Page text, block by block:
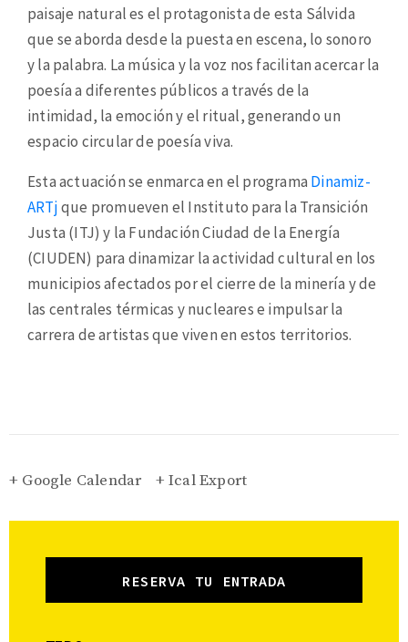
paisaje natural es el protagonista de esta Sálvida
que se aborda desde la puesta en escena, lo sonoro
y la palabra. La música y la voz nos facilitan acercar la
poesía a diferentes públicos a través de la
intimidad, la emoción y el ritual, generando un
espacio circular de poesía viva.
Esta actuación se enmarca en el programa Dinamiz-
ARTjque promueven el Instituto para la Transición
Justa (ITJ) y la Fundación Ciudad de la Energía
(CIUDEN) para dinamizar la actividad cultural en los
municipios afectados por el cierre de la minería y de
las centrales térmicas y nucleares e impulsar la
carrera de artistas que viven en estos territorios.
+ Google Calendar + Ical Export
RESERVA TU ENTRADA